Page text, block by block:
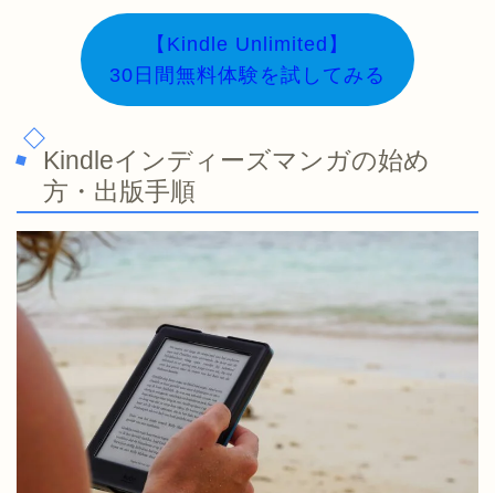
【Kindle Unlimited】
30日間無料体験を試してみる
Kindleインディーズマンガの始め
方・出版手順